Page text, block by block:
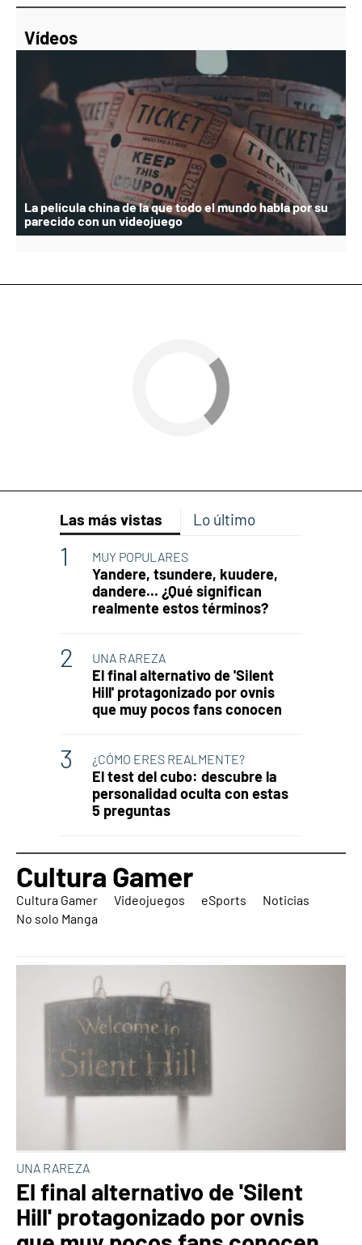
Vídeos
La película china de la que todo el mundo habla por su
parecido con un videojuego
Las más vistas Lo último
MUY POPULARES
Yandere, tsundere, kuudere,
dandere... ¿Qué significan
realmente estos términos?
UNA RAREZA
El final alternativo de 'Silent
Hill' protagonizado por ovnis
que muy pocos fans conocen
¿CÓMO ERES REALMENTE?
El test del cubo: descubre la
personalidad oculta con estas
5 preguntas
Cultura Gamer
Cultura Gamer Videojuegos eSports
Noticias
No solo Manga
UNA RAREZA
El final alternativo de 'Silent
Hill' protagonizado por ovnis